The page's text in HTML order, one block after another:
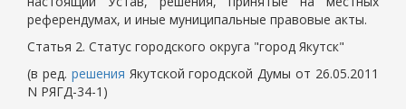
референдумах, и иные муниципальные правовые акты.
Статья 2. Статус городского округа "город Якутск"
(в ред. решения Якутской городской Думы от 26.05.2011
N РЯГД-34-1)